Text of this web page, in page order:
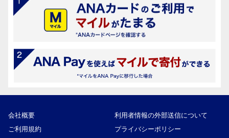
会社概要
利用者情報の外部送信について
ご利用規約
プライバシーポリシー